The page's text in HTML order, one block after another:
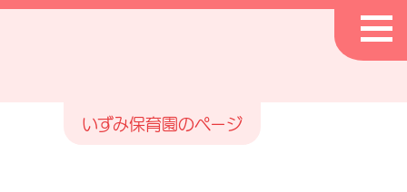
いずみ保育園のページ